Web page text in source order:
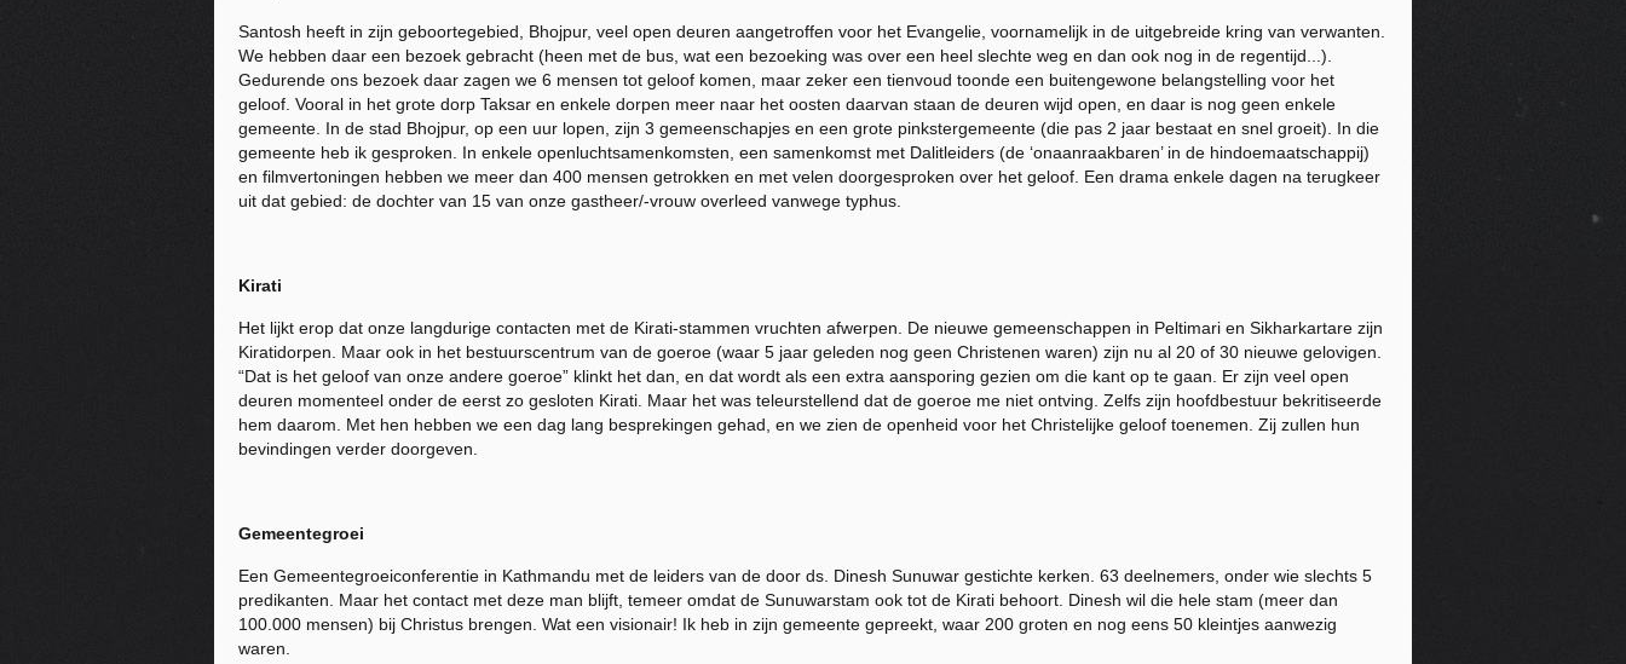
Santosh heeft in zijn geboortegebied, Bhojpur, veel open deuren aangetroffen voor het Evangelie, voornamelijk in de uitgebreide kring van verwanten.
We hebben daar een bezoek gebracht (heen met de bus, wat een bezoeking was over een heel slechte weg en dan ook nog in de regentijd...).
Gedurende ons bezoek daar zagen we 6 mensen tot geloof komen, maar zeker een tienvoud toonde een buitengewone belangstelling voor het
geloof. Vooral in het grote dorp Taksar en enkele dorpen meer naar het oosten daarvan staan de deuren wijd open, en daar is nog geen enkele
gemeente. In de stad Bhojpur, op een uur lopen, zijn 3 gemeenschapjes en een grote pinkstergemeente (die pas 2 jaar bestaat en snel groeit). In die
gemeente heb ik gesproken. In enkele openluchtsamenkomsten, een samenkomst met Dalitleiders (de ‘onaanraakbaren’ in de hindoemaatschappij)
en filmvertoningen hebben we meer dan 400 mensen getrokken en met velen doorgesproken over het geloof. Een drama enkele dagen na terugkeer
uit dat gebied: de dochter van 15 van onze gastheer/-vrouw overleed vanwege typhus.
Kirati
Het lijkt erop dat onze langdurige contacten met de Kirati-stammen vruchten afwerpen. De nieuwe gemeenschappen in Peltimari en Sikharkartare zijn
Kiratidorpen. Maar ook in het bestuurscentrum van de goeroe (waar 5 jaar geleden nog geen Christenen waren) zijn nu al 20 of 30 nieuwe gelovigen.
“Dat is het geloof van onze andere goeroe” klinkt het dan, en dat wordt als een extra aansporing gezien om die kant op te gaan. Er zijn veel open
deuren momenteel onder de eerst zo gesloten Kirati. Maar het was teleurstellend dat de goeroe me niet ontving. Zelfs zijn hoofdbestuur bekritiseerde
hem daarom. Met hen hebben we een dag lang besprekingen gehad, en we zien de openheid voor het Christelijke geloof toenemen. Zij zullen hun
bevindingen verder doorgeven.
Gemeentegroei
Een Gemeentegroeiconferentie in Kathmandu met de leiders van de door ds. Dinesh Sunuwar gestichte kerken. 63 deelnemers, onder wie slechts 5
predikanten. Maar het contact met deze man blijft, temeer omdat de Sunuwarstam ook tot de Kirati behoort. Dinesh wil die hele stam (meer dan
100.000 mensen) bij Christus brengen. Wat een visionair! Ik heb in zijn gemeente gepreekt, waar 200 groten en nog eens 50 kleintjes aanwezig
waren.